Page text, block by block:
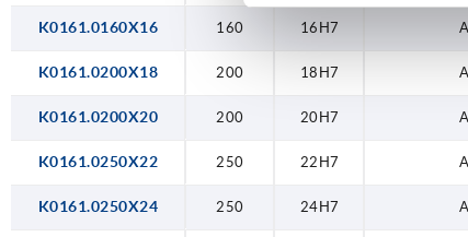
K0161.0160X16 160 16H7
K0161.0200X18 200 18H7
K0161.0200X20 200 20H7
K0161.0250X22 250 22H7
K0161.0250X24 250 24H7